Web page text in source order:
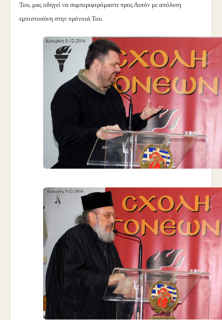
Του, μας οδηγεί να συμπεριφερόμαστε προς Αυτόν με απόλυτη
εμπιστοσύνη στην πρόνοιά Του.